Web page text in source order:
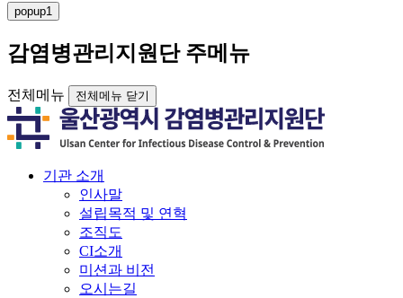
popup1
감염병관리지원단 주메뉴
전체메뉴 전체메뉴 닫기
기관 소개
인사말
설립목적 및 연혁
조직도
CI소개
미션과 비전
오시는길